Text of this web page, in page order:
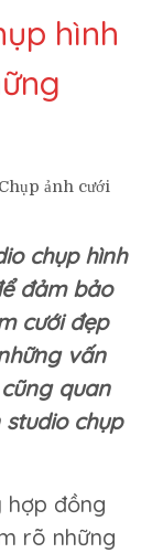
hình
Chụp ảnh cưới
chụp hình
đảm bảo
cưới đẹp
vấn
quan
chụp
đồng
rõ những